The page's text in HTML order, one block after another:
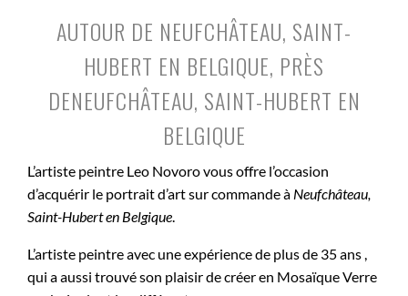
AUTOUR DE NEUFCHÂTEAU, SAINT-
HUBERT EN BELGIQUE, PRÈS
DENEUFCHÂTEAU, SAINT-HUBERT EN
BELGIQUE
L’artiste peintre Leo Novoro vous offre l’occasion
d’acquérir le portrait d’art sur commande à Neufchâteau,
Saint-Hubert en Belgique.
L’artiste peintre avec une expérience de plus de 35 ans ,
qui a aussi trouvé son plaisir de créer en Mosaïque Verre